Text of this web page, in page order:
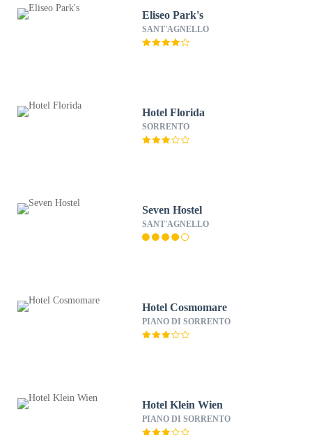
Eliseo Park's
SANT'AGNELLO
Hotel Florida
SORRENTO
Seven Hostel
SANT'AGNELLO
Hotel Cosmomare
PIANO DI SORRENTO
Hotel Klein Wien
PIANO DI SORRENTO